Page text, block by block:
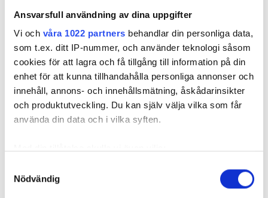
Ansvarsfull användning av dina uppgifter
Vi och våra 1022 partners behandlar din personliga data,
som t.ex. ditt IP-nummer, och använder teknologi såsom
cookies för att lagra och få tillgång till information på din
enhet för att kunna tillhandahålla personliga annonser och
innehåll, annons- och innehållsmätning, åskådarinsikter
och produktutveckling. Du kan själv välja vilka som får
använda din data och i vilka syften.
som kan ha en noggrannhet på upp till flera meter
Nödvändig
Foto: Tomas Ohlsson
Så sparar du vatten hemma – här är
Kristins bästa tips
Knepen är enkla: ”Det är ingen uppoffring alls från min sida”, säger
Kristin Rydberg.
Tips & Råd